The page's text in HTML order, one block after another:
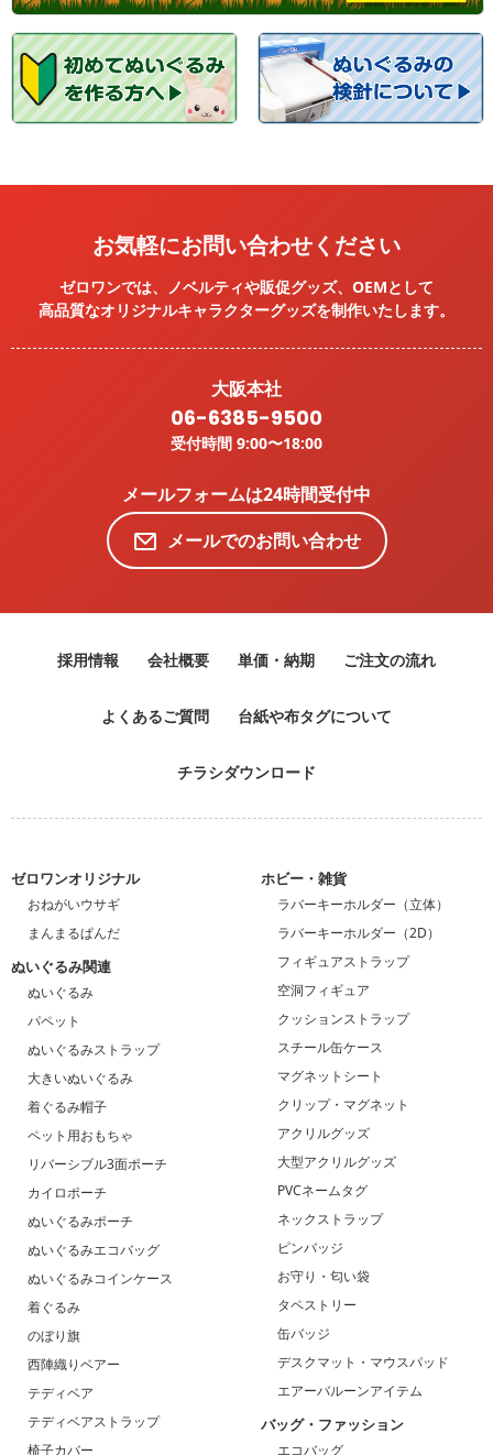
お気軽にお問い合わせください
ゼロワンでは、ノベルティや販促グッズ、OEMとして
高品質なオリジナルキャラクターグッズを制作いたします。
大阪本社
06-6385-9500
受付時間 9:00〜18:00
メールフォームは24時間受付中
メールでのお問い合わせ
採用情報 会社概要 単価・納期 ご注文の流れ
よくあるご質問 台紙や布タグについて
チラシダウンロード
ゼロワンオリジナル
おねがいウサギ
まんまるぱんだ
ぬいぐるみ関連
ぬいぐるみ
パペット
ぬいぐるみストラップ
大きいぬいぐるみ
着ぐるみ帽子
ペット用おもちゃ
リバーシブル3面ポーチ
カイロポーチ
ぬいぐるみポーチ
ぬいぐるみエコバッグ
ぬいぐるみコインケース
着ぐるみ
のぼり旗
西陣織りベアー
テディベア
テディベアストラップ
椅子カバー
ホビー・雑貨
ラバーキーホルダー（立体）
ラバーキーホルダー（2D）
フィギュアストラップ
空洞フィギュア
クッションストラップ
スチール缶ケース
マグネットシート
クリップ・マグネット
アクリルグッズ
大型アクリルグッズ
PVCネームタグ
ネックストラップ
ピンバッジ
お守り・匂い袋
タペストリー
缶バッジ
デスクマット・マウスパッド
エアーバルーンアイテム
バッグ・ファッション
エコバッグ